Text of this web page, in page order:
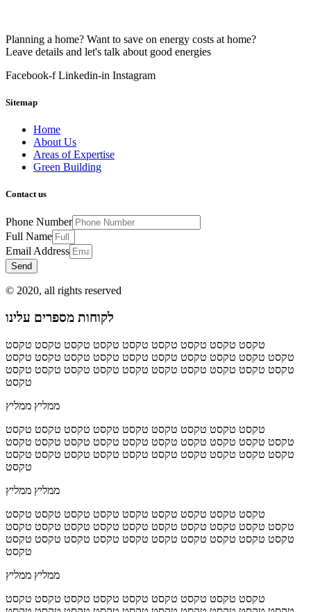
Planning a home? Want to save on energy costs at home?
Leave details and let's talk about good energies
Facebook-f Linkedin-in Instagram
Sitemap
Home
About Us
Areas of Expertise
Green Building
Contact us
Phone Number
Full Name
Email Address
Send
© 2020, all rights reserved
לקוחות מספרים עלינו
טקסט טקסט טקסט טקסט טקסט טקסט טקסט טקסט טקסט
טקסט טקסט טקסט טקסט טקסט טקסט טקסט טקסט טקסט טקסט
טקסט טקסט טקסט טקסט טקסט טקסט טקסט טקסט טקסט טקסט
ממליץ ממליץ
טקסט טקסט טקסט טקסט טקסט טקסט טקסט טקסט טקסט
טקסט טקסט טקסט טקסט טקסט טקסט טקסט טקסט טקסט טקסט
טקסט טקסט טקסט טקסט טקסט טקסט טקסט טקסט טקסט טקסט
ממליץ ממליץ
טקסט טקסט טקסט טקסט טקסט טקסט טקסט טקסט טקסט
טקסט טקסט טקסט טקסט טקסט טקסט טקסט טקסט טקסט טקסט
טקסט טקסט טקסט טקסט טקסט טקסט טקסט טקסט טקסט טקסט
ממליץ ממליץ
טקסט טקסט טקסט טקסט טקסט טקסט טקסט טקסט טקסט